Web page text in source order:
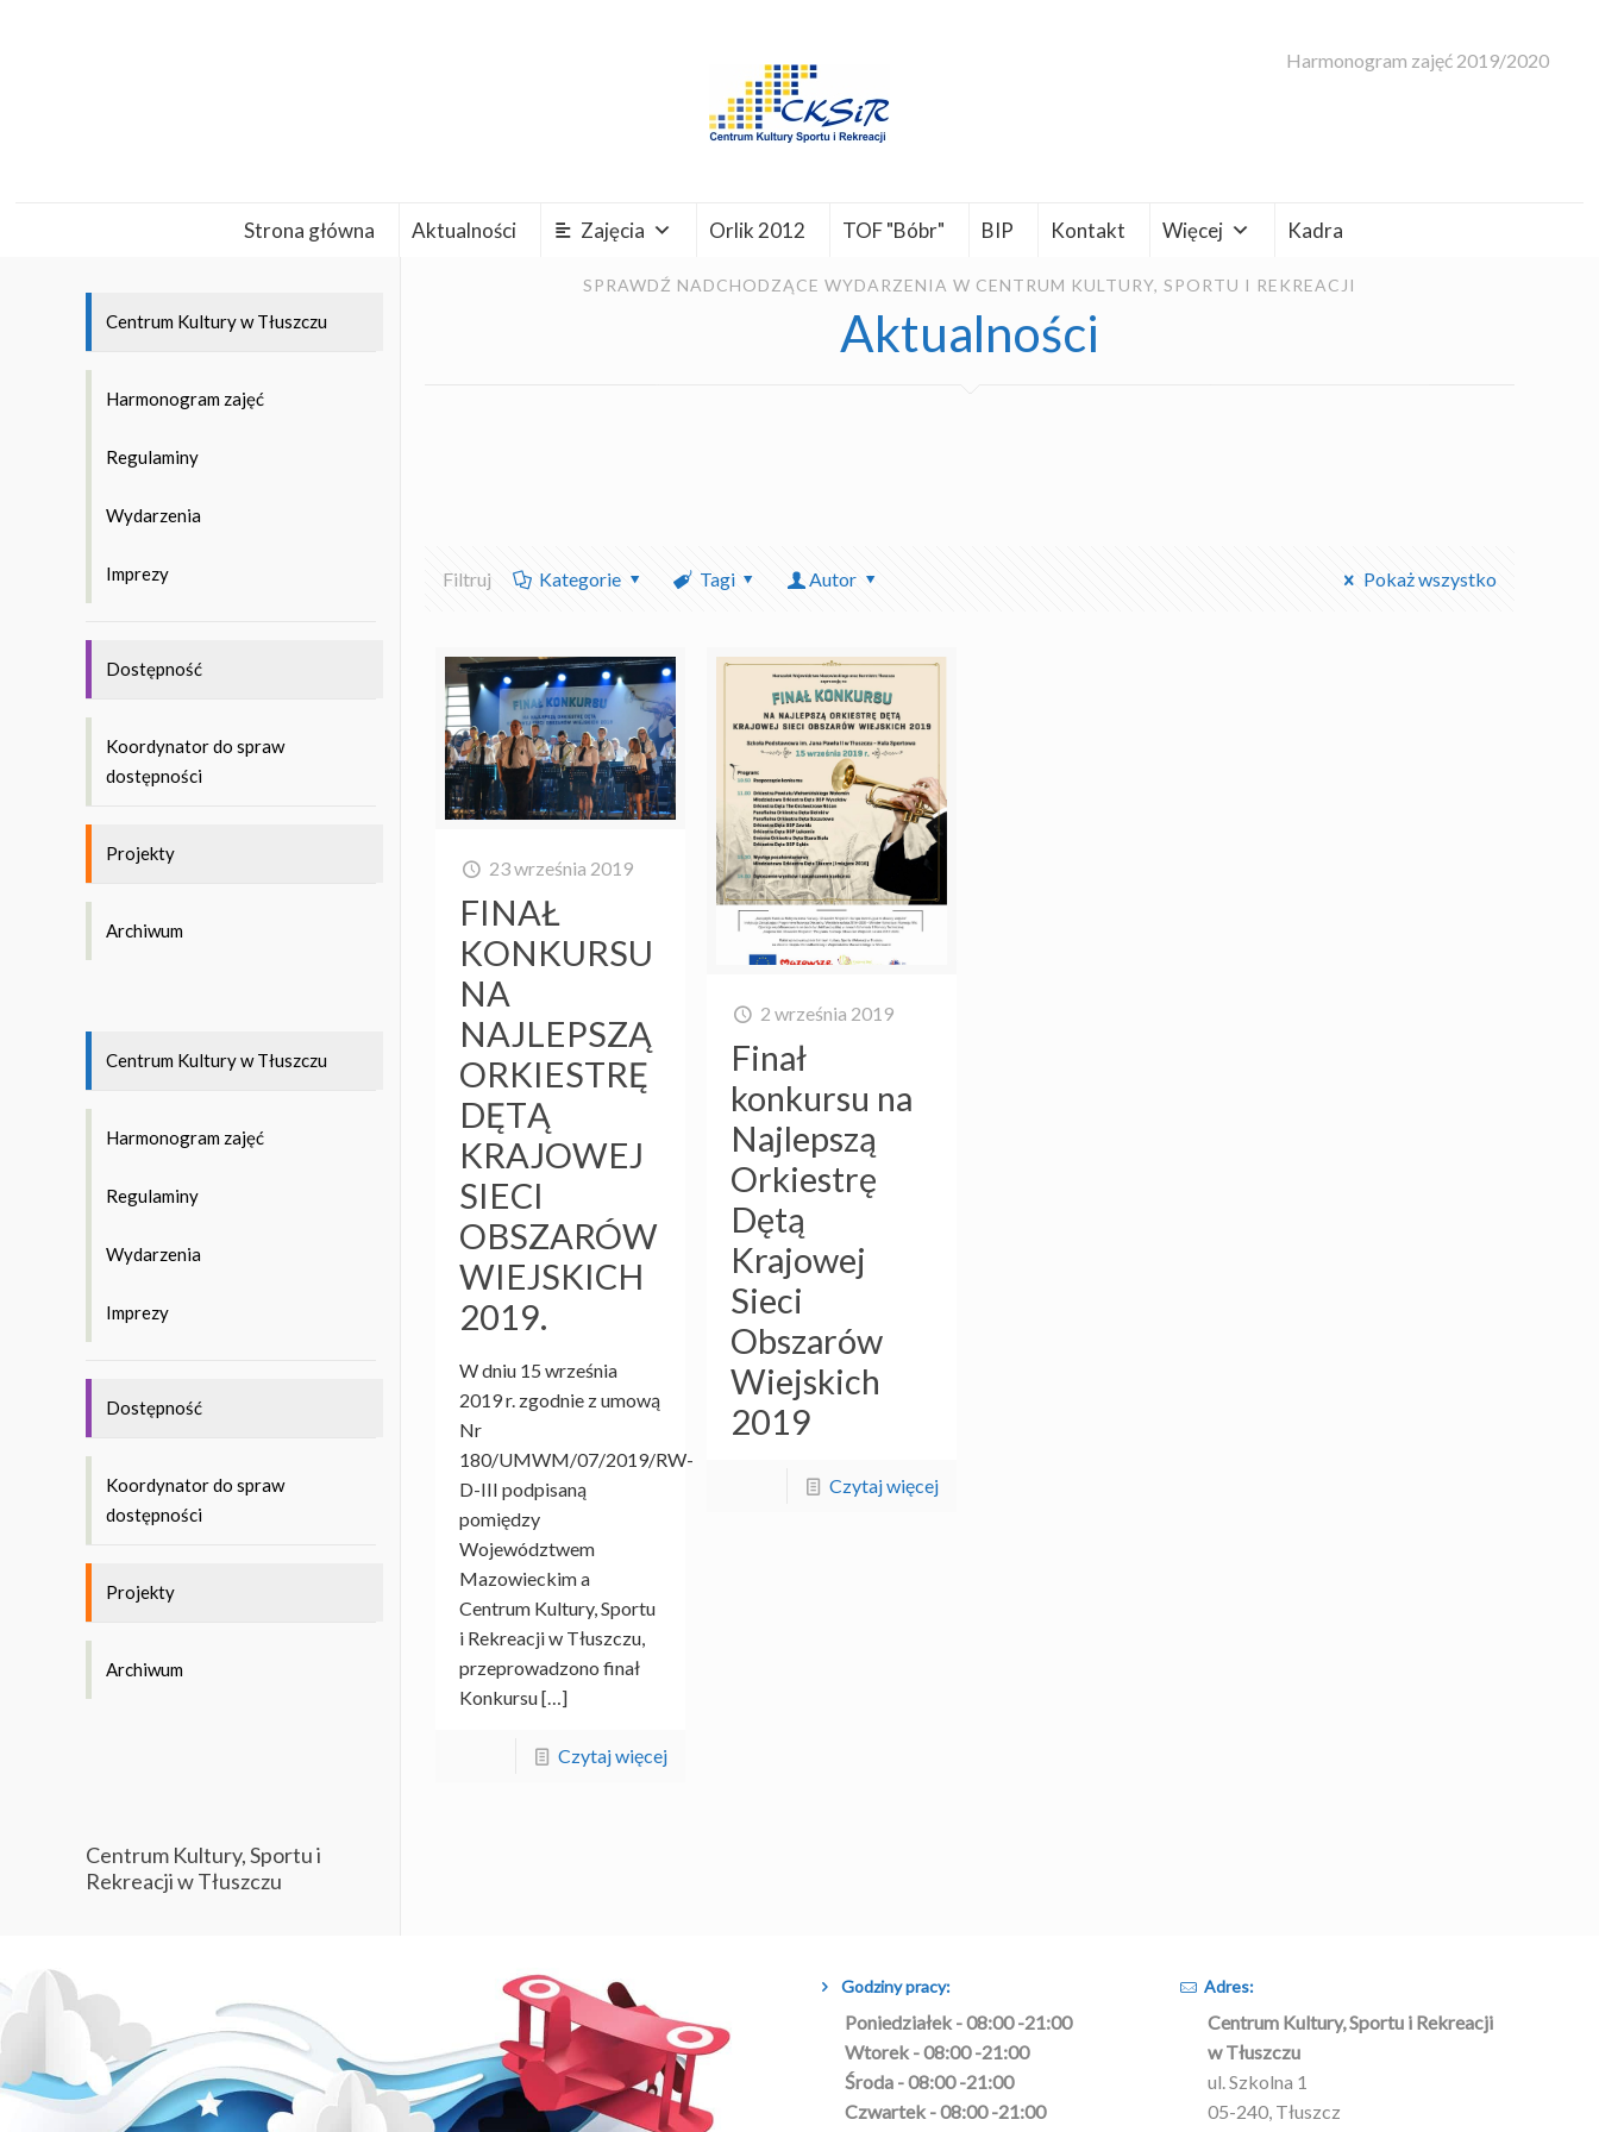
Strona główna Aktualności Zajęcia Orlik 2012 TOF "Bóbr" BIP Kontakt Więcej Kadra
Harmonogram zajęć 2019/2020
SPRAWDŹ NADCHODZĄCE WYDARZENIA W CENTRUM KULTURY, SPORTU I REKREACJI
Aktualności
Filtruj Kategorie Tagi Autor Pokaż wszystko
23 września 2019
FINAŁ
KONKURSU
NA
NAJLEPSZĄ
ORKIESTRĘ
DĘTĄ
KRAJOWEJ
SIECI
OBSZARÓW
WIEJSKICH
2019.
W dniu 15 września
2019 r. zgodnie z umową
Nr
180/UMWM/07/2019/RW-
D-III podpisaną
pomiędzy
Województwem
Mazowieckim a
Centrum Kultury, Sportu
i Rekreacji w Tłuszczu,
przeprowadzono finał
Konkursu[…]
Czytaj więcej
2 września 2019
Finał
konkursu na
Najlepszą
Orkiestrę
Dętą
Krajowej
Sieci
Obszarów
Wiejskich
2019
Czytaj więcej
Centrum Kultury w Tłuszczu
Harmonogram zajęć
Regulaminy
Wydarzenia
Imprezy
Dostępność
Koordynator do spraw
dostępności
Projekty
Archiwum
Centrum Kultury w Tłuszczu
Harmonogram zajęć
Regulaminy
Wydarzenia
Imprezy
Dostępność
Koordynator do spraw
dostępności
Projekty
Archiwum
Centrum Kultury, Sportu i
Rekreacji w Tłuszczu
Godziny pracy:
Poniedziałek - 08:00 -21:00
Wtorek - 08:00 -21:00
Środa - 08:00 -21:00
Czwartek - 08:00 -21:00
Adres:
Centrum Kultury, Sportu i Rekreacji
w Tłuszczu
ul. Szkolna 1
05-240, Tłuszcz